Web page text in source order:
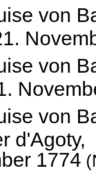
von
von
von
d'Agoty,
1774